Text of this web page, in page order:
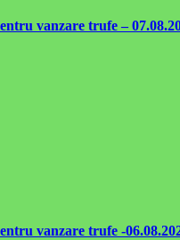
vanzare trufe –
vanzare trufe -